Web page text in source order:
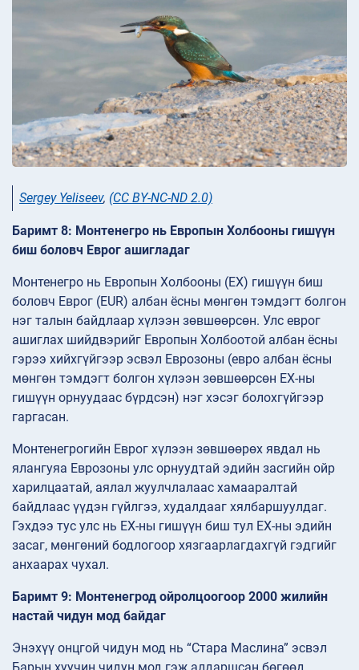
Sergey Yeliseev, (CC BY-NC-ND 2.0)
Баримт 8: Монтенегро нь Европын Холбооны гишүүн
биш боловч Еврог ашигладаг
Монтенегро нь Европын Холбооны (ЕХ) гишүүн биш
боловч Еврог (EUR) албан ёсны мөнгөн тэмдэгт болгон
нэг талын байдлаар хүлээн зөвшөөрсөн. Улс еврог
ашиглах шийдвэрийг Европын Холбоотой албан ёсны
гэрээ хийхгүйгээр эсвэл Еврозоны (евро албан ёсны
мөнгөн тэмдэгт болгон хүлээн зөвшөөрсөн ЕХ-ны
гишүүн орнуудаас бүрдсэн) нэг хэсэг болохгүйгээр
гаргасан.
Монтенегрогийн Еврог хүлээн зөвшөөрөх явдал нь
ялангуяа Еврозоны улс орнуудтай эдийн засгийн ойр
харилцаатай, аялал жуулчлалаас хамааралтай
байдлаас үүдэн гүйлгээ, худалдааг хялбаршуулдаг.
Гэхдээ тус улс нь ЕХ-ны гишүүн биш тул ЕХ-ны эдийн
засаг, мөнгөний бодлогоор хязгаарлагдахгүй гэдгийг
анхаарах чухал.
Баримт 9: Монтенегрод ойролцоогоор 2000 жилийн
настай чидун мод байдаг
Энэхүү онцгой чидун мод нь “Стара Маслина” эсвэл